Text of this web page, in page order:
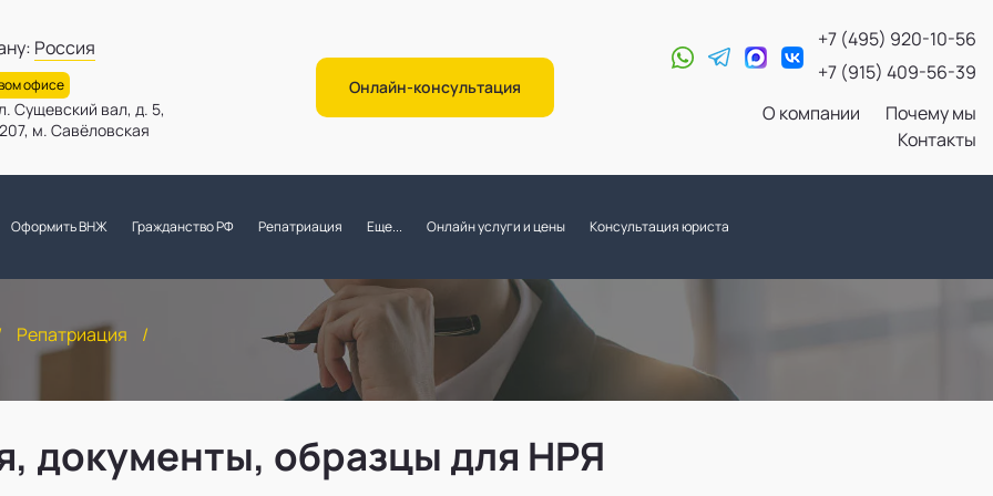
Россия
офисе
Сущевский вал, д. 5,
м. Савёловская
Онлайн-консультация
+7 (495) 920-10-56
+7 (915) 409-56-39
О компании
Почему мы
Контакты
Оформить ВНЖ Гражданство РФ Репатриация Еще... Онлайн услуги и цены Консультация юриста
Репатриация /
документы, образцы для НРЯ